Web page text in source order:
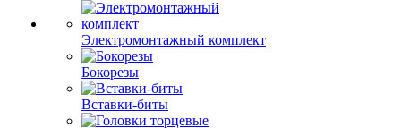
Электромонтажный комплект
Бокорезы
Вставки-биты